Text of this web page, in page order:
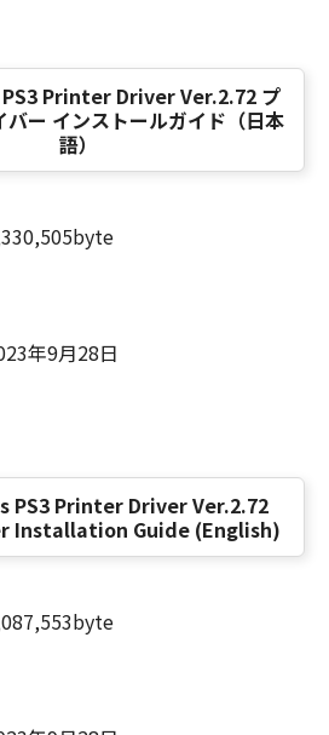
る"the SOFTWARE"とは、
される「本ソフトウェア」を
のとします。
と決定された場合でも、そ
有効に存続するものとしま
Printer Driver Ver.2.72 プ
バー インストールガイド（日本
語）
年9月28日
PS3 Printer Driver Ver.2.72
Installation Guide (English)